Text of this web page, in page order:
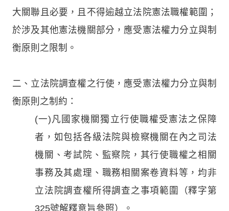
大關聯且必要，且不得逾越立法院憲法職權範圍；
於涉及其他憲法機關部分，應受憲法權力分立與制
衡原則之限制。
二、立法院調查權之行使，應受憲法權力分立與制
衡原則之制約：
(一)凡國家機關獨立行使職權受憲法之保障
者，如包括各級法院與檢察機關在內之司法
機關、考試院、監察院，其行使職權之相關
事務及其處理、職務相關案卷資料等，均非
立法院調查權所得調查之事項範圍（釋字第
325號解釋意旨參照）。